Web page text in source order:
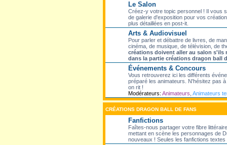
Le Salon
Créez-y votre topic personnel ! Il vous
de galerie d'exposition pour vos
plus détaillées en post-it.
Arts & Audiovisuel
Pour parler et débattre de livres, de
cinéma, de musique, de télévision, de
créations doivent aller au salon s'ils
dans la partie créations dragon ball
Événements & Concours
Vous retrouverez ici les différents
préparé les animateurs. N'hésitez pas
on rit !
Modérateurs: Animateurs Animateurs
CRÉATIONS DRAGON BALL DE FANS
Fanfictions
Faîtes-nous partager votre fibre
mettant en scène les personnages de
nouveaux ! Seules les fanfictions textes